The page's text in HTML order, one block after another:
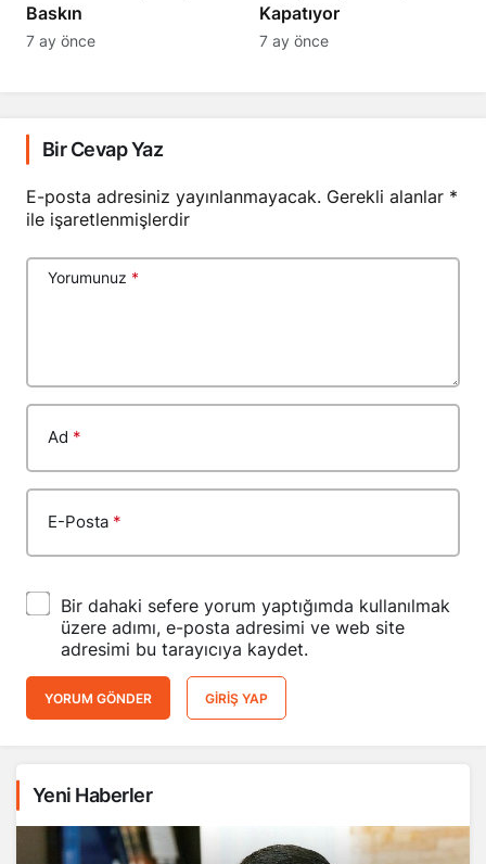
Baskın
7 ay önce
Kapatıyor
7 ay önce
Bir Cevap Yaz
E-posta adresiniz yayınlanmayacak. Gerekli alanlar *
ile işaretlenmişlerdir
Yorumunuz *
Ad *
E-Posta *
Bir dahaki sefere yorum yaptığımda kullanılmak
üzere adımı, e-posta adresimi ve web site
adresimi bu tarayıcıya kaydet.
YORUM GÖNDER GIRIŞ YAP
Yeni Haberler